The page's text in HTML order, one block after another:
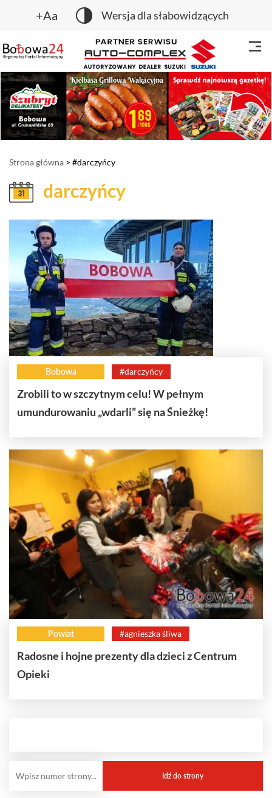
+Aa Wersja dla słabowidzących
Strona główna > #darczyńcy
darczyńcy
Bobowa #darczyńcy
Zrobili to w szczytnym celu! W pełnym
umundurowaniu „wdarli” się na Śnieżkę!
Powiat #agnieszka śliwa
Radosne i hojne prezenty dla dzieci z Centrum
Opieki